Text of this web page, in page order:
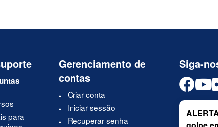
para
Gerenciamento de
contas
Criar conta
Iniciar sessão
Recuperar senha
Siga-